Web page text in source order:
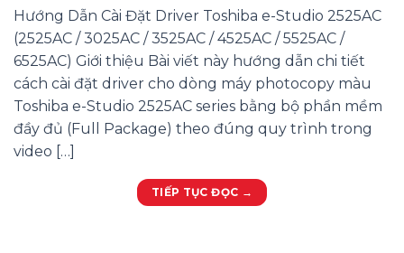
Hướng Dẫn Cài Đặt Driver Toshiba e-Studio 2525AC
(2525AC / 3025AC / 3525AC / 4525AC / 5525AC /
6525AC) Giới thiệu Bài viết này hướng dẫn chi tiết
cách cài đặt driver cho dòng máy photocopy màu
Toshiba e-Studio 2525AC series bằng bộ phần mềm
đầy đủ (Full Package) theo đúng quy trình trong
video […]
TIẾP TỤC ĐỌC →